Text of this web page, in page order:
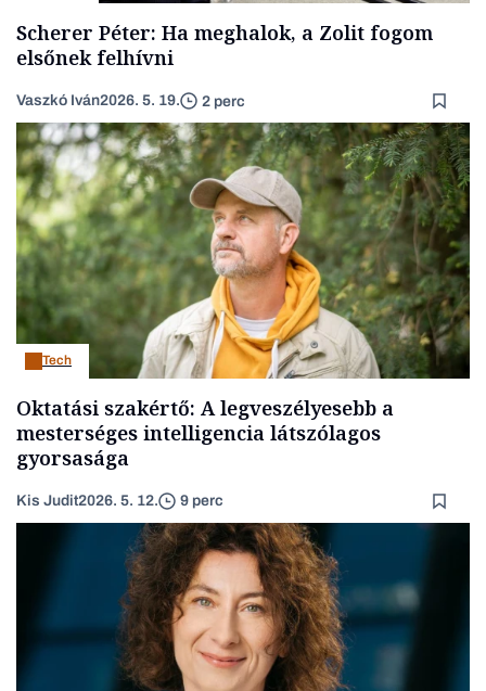
Scherer Péter: Ha meghalok, a Zolit fogom
elsőnek felhívni
Vaszkó Iván2026. 5. 19. 2 perc
Tech
Oktatási szakértő: A legveszélyesebb a
mesterséges intelligencia látszólagos
gyorsasága
Kis Judit2026. 5. 12. 9 perc